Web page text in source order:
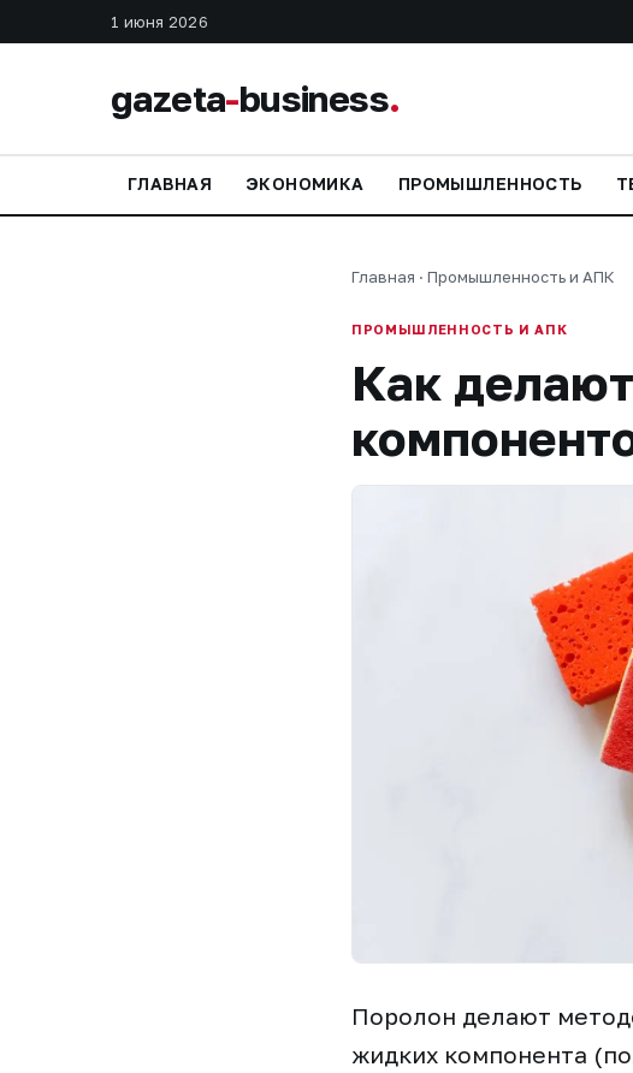
1 июня 2026
gazeta-business.
ГЛАВНАЯ ЭКОНОМИКА ПРОМЫШЛЕННОСТЬ
Главная · Промышленность и АПК
ПРОМЫШЛЕННОСТЬ И АПК
Как
Поролон делают
жидких компонента